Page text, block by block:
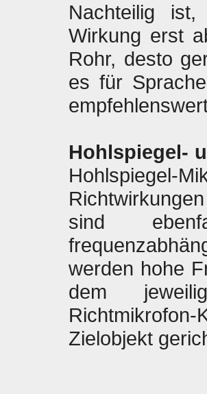
Nachteilig
Wirkung erst
Rohr, desto
es für
Hohlspiegel-
Hohlspiegel-
sind
werden hohe
dem
Zielobjekt